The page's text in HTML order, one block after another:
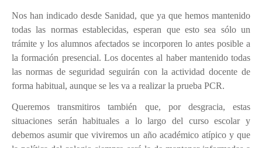
Madre San Pascual
BUEN TRATO
Nos han indicado desde Sanidad, que ya que hemos mantenido
todas las normas establecidas, esperan que esto sea sólo un
trámite y los alumnos afectados se incorporen lo antes posible a
la formación presencial. Los docentes al haber mantenido todas
las normas de seguridad seguirán con la actividad docente de
forma habitual, aunque se les va a realizar la prueba PCR.
Queremos transmitiros también que, por desgracia, estas
situaciones serán habituales a lo largo del curso escolar y
debemos asumir que viviremos un año académico atípico y que